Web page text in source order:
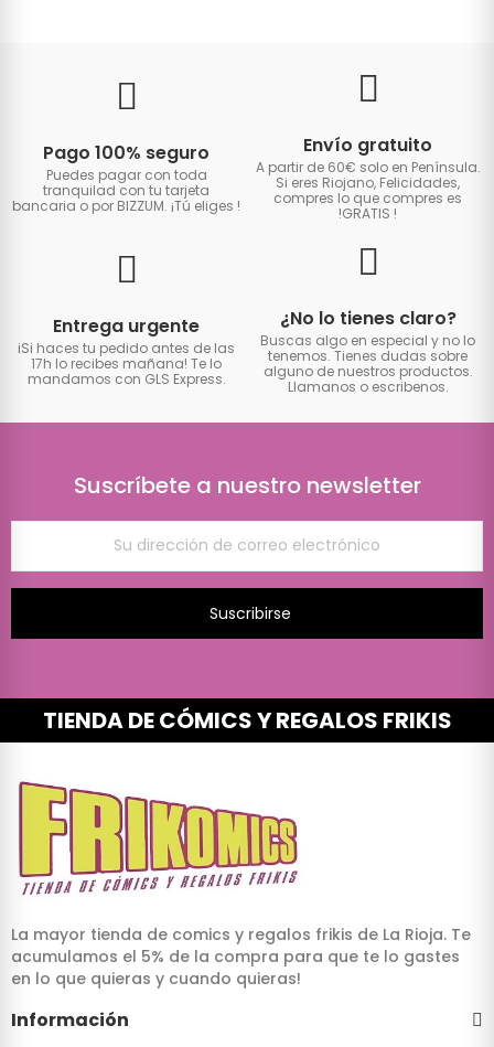
Pago 100% seguro
Puedes pagar con toda
tranquilad con tu tarjeta
bancaria o por BIZZUM. ¡Tú eliges !
Envío gratuito
A partir de 60€ solo en Península.
Si eres Riojano, Felicidades,
compres lo que compres es
!GRATIS !
Entrega urgente
iSi haces tu pedido antes de las
17h lo recibes mañana! Te lo
mandamos con GLS Express.
¿No lo tienes claro?
Buscas algo en especial y no lo
tenemos. Tienes dudas sobre
alguno de nuestros productos.
Llamanos o escribenos.
Suscríbete a nuestro newsletter
Suscribirse
TIENDA DE CÓMICS Y REGALOS FRIKIS
La mayor tienda de comics y regalos frikis de La Rioja. Te
acumulamos el 5% de la compra para que te lo gastes
en lo que quieras y cuando quieras!
Información